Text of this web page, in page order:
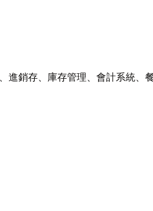
進銷存、庫存管理、會計系統、